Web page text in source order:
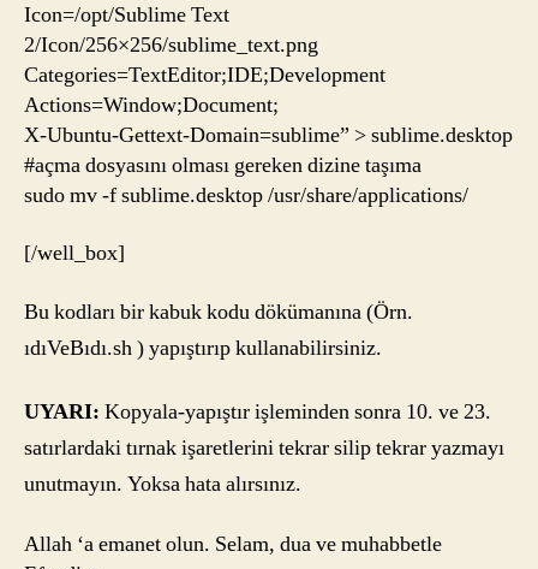
Icon=/opt/Sublime Text
2/Icon/256×256/sublime_text.png
Categories=TextEditor;IDE;Development
Actions=Window;Document;
X-Ubuntu-Gettext-Domain=sublime” > sublime.desktop
#açma dosyasını olması gereken dizine taşıma
sudo mv -f sublime.desktop /usr/share/applications/
[/well_box]
Bu kodları bir kabuk kodu dökümanına (Örn.
ıdıVeBıdı.sh ) yapıştırıp kullanabilirsiniz.
UYARI: Kopyala-yapıştır işleminden sonra 10. ve 23.
satırlardaki tırnak işaretlerini tekrar silip tekrar yazmayı
unutmayın. Yoksa hata alırsınız.
Allah ‘a emanet olun. Selam, dua ve muhabbetle